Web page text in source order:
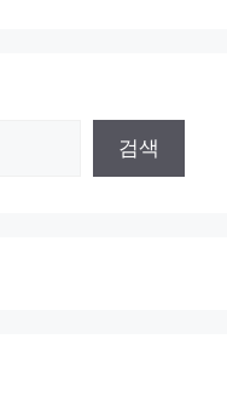
검색